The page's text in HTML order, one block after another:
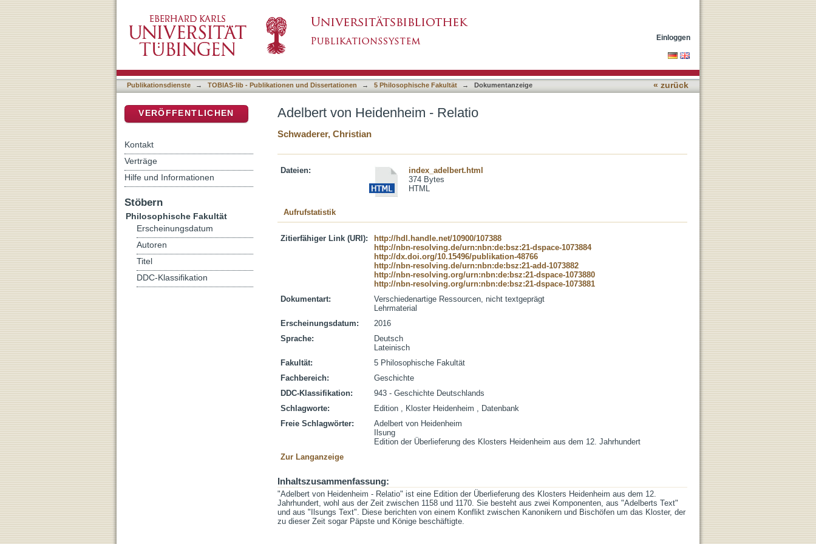
Einloggen
Publikationsdienste → TOBIAS-lib - Publikationen und Dissertationen → 5 Philosophische Fakultät → Dokumentanzeige « zurück
Adelbert von Heidenheim - Relatio
Schwaderer, Christian
Dateien:
index_adelbert.html
374 Bytes
HTML
Aufrufstatistik
Zitierfähiger Link (URI):
http://hdl.handle.net/10900/107388
http://nbn-resolving.de/urn:nbn:de:bsz:21-dspace-1073884
http://dx.doi.org/10.15496/publikation-48766
http://nbn-resolving.de/urn:nbn:de:bsz:21-add-1073882
http://nbn-resolving.org/urn:nbn:de:bsz:21-dspace-1073880
http://nbn-resolving.org/urn:nbn:de:bsz:21-dspace-1073881
Dokumentart:
Verschiedenartige Ressourcen, nicht textgeprägt
Lehrmaterial
Erscheinungsdatum:
2016
Sprache:
Deutsch
Lateinisch
Fakultät:
5 Philosophische Fakultät
Fachbereich:
Geschichte
DDC-Klassifikation:
943 - Geschichte Deutschlands
Schlagworte:
Edition , Kloster Heidenheim , Datenbank
Freie Schlagwörter:
Adelbert von Heidenheim
Ilsung
Edition der Überlieferung des Klosters Heidenheim aus dem 12. Jahrhundert
Zur Langanzeige
Inhaltszusammenfassung:
"Adelbert von Heidenheim - Relatio" ist eine Edition der Überlieferung des Klosters Heidenheim aus dem 12.
Jahrhundert, wohl aus der Zeit zwischen 1158 und 1170. Sie besteht aus zwei Komponenten, aus "Adelberts Text"
und aus "Ilsungs Text". Diese berichten von einem Konflikt zwischen Kanonikern und Bischöfen um das Kloster, der
zu dieser Zeit sogar Päpste und Könige beschäftigte.
VERÖFFENTLICHEN
Kontakt
Verträge
Hilfe und Informationen
Stöbern
Philosophische Fakultät
Erscheinungsdatum
Autoren
Titel
DDC-Klassifikation